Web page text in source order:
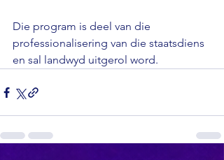
Die program is deel van die
professionalisering van die staatsdiens
en sal landwyd uitgerol word.